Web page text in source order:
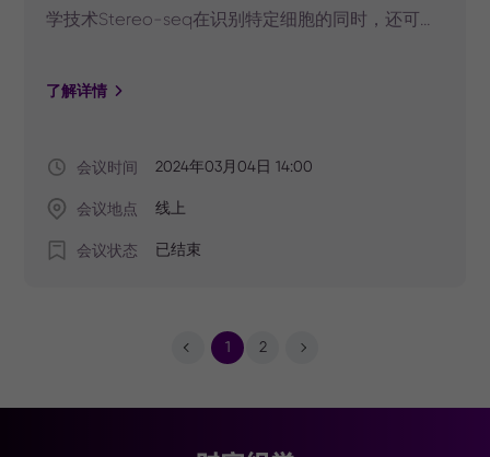
学技术Stereo-seq在识别特定细胞的同时，还可显
肿瘤异质性、发病机制，其已助力研究人员在宫颈
空组学深入探索疾病病理，华大时空组学特推出“时
空组学革新病理认知”系列研讨会。
了解详情
会议时间 2024年03月04日 14:00
会议地点 线上
会议状态 已结束
1 2